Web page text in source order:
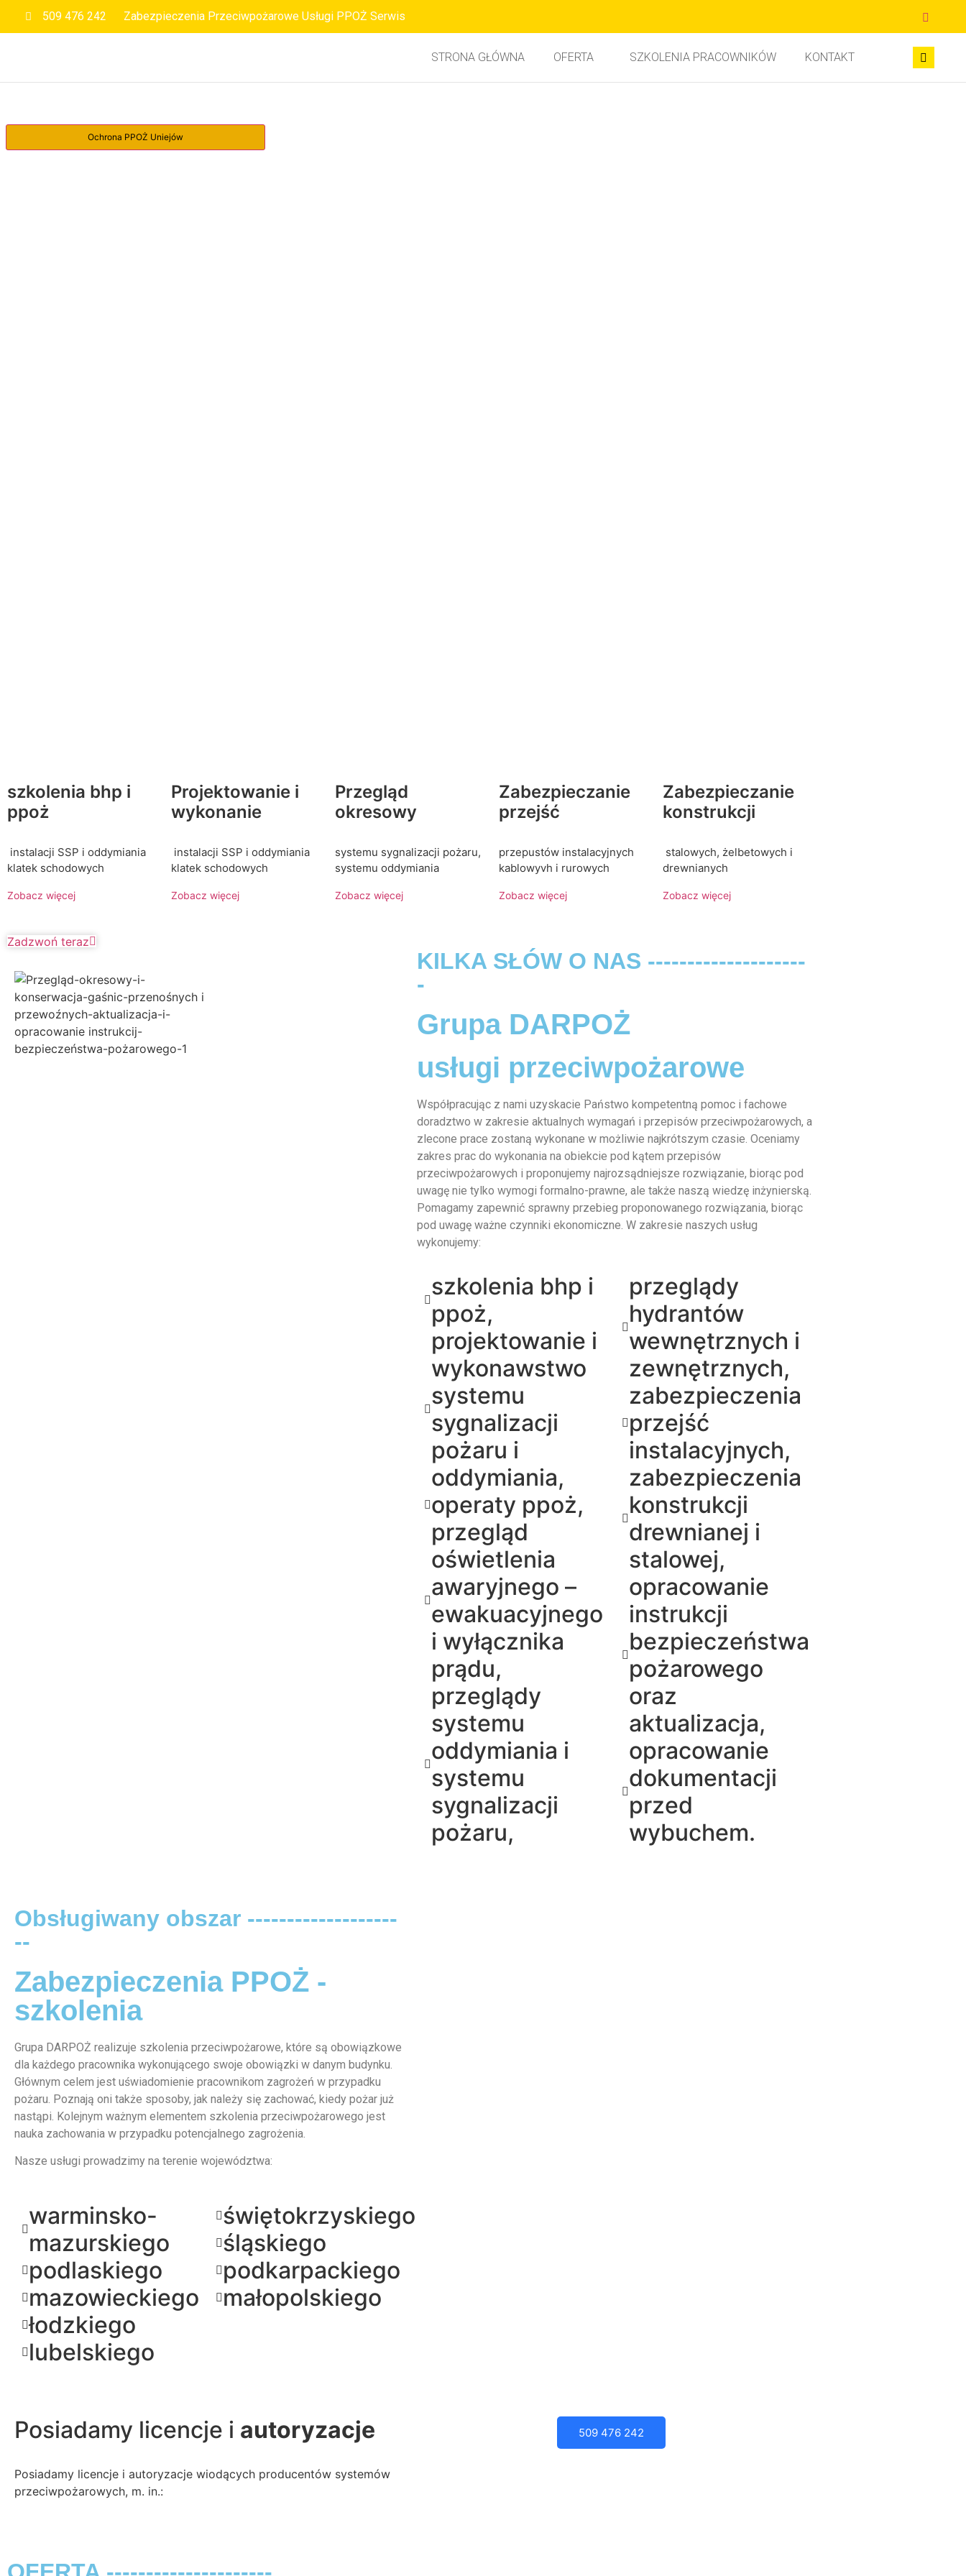
509 476 242 Zabezpieczenia Przeciwpożarowe Usługi PPOŻ Serwis
STRONA GŁÓWNA OFERTA SZKOLENIA PRACOWNIKÓW KONTAKT
szkolenia bhp i
ppoż
instalacji SSP i oddymiania
klatek schodowych
Zobacz więcej
Projektowanie i
wykonanie
instalacji SSP i oddymiania
klatek schodowych
Zobacz więcej
Przegląd
okresowy
systemu sygnalizacji pożaru,
systemu oddymiania
Zobacz więcej
Zabezpieczanie
przejść
przepustów instalacyjnych
kablowyvh i rurowych
Zobacz więcej
Zabezpieczanie
konstrukcji
stalowych, żelbetowych i
drewnianych
Zobacz więcej
Zadzwoń teraz
KILKA SŁÓW O NAS --------------------
-
Grupa DARPOŻ
usługi przeciwpożarowe
Współpracując z nami uzyskacie Państwo kompetentną pomoc i fachowe
doradztwo w zakresie aktualnych wymagań i przepisów przeciwpożarowych, a
zlecone prace zostaną wykonane w możliwie najkrótszym czasie. Oceniamy
zakres prac do wykonania na obiekcie pod kątem przepisów
przeciwpożarowych i proponujemy najrozsądniejsze rozwiązanie, biorąc pod
uwagę nie tylko wymogi formalno-prawne, ale także naszą wiedzę inżynierską.
Pomagamy zapewnić sprawny przebieg proponowanego rozwiązania, biorąc
pod uwagę ważne czynniki ekonomiczne. W zakresie naszych usług
wykonujemy:
szkolenia bhp i
ppoż,
projektowanie i
wykonawstwo
systemu
sygnalizacji
pożaru i
oddymiania,
operaty ppoż,
przegląd
oświetlenia
awaryjnego –
ewakuacyjnego
i wyłącznika
prądu,
przeglądy
systemu
oddymiania i
systemu
sygnalizacji
pożaru,
przeglądy
hydrantów
wewnętrznych i
zewnętrznych,
zabezpieczenia
przejść
instalacyjnych,
zabezpieczenia
konstrukcji
drewnianej i
stalowej,
opracowanie
instrukcji
bezpieczeństwa
pożarowego
oraz
aktualizacja,
opracowanie
dokumentacji
przed
wybuchem.
Obsługiwany obszar -------------------
--
Zabezpieczenia PPOŻ -
szkolenia
Grupa DARPOŻ realizuje szkolenia przeciwpożarowe, które są obowiązkowe
dla każdego pracownika wykonującego swoje obowiązki w danym budynku.
Głównym celem jest uświadomienie pracownikom zagrożeń w przypadku
pożaru. Poznają oni także sposoby, jak należy się zachować, kiedy pożar już
nastąpi. Kolejnym ważnym elementem szkolenia przeciwpożarowego jest
nauka zachowania w przypadku potencjalnego zagrożenia.
Nasze usługi prowadzimy na terenie województwa:
warminsko-
mazurskiego
podlaskiego
mazowieckiego
łodzkiego
lubelskiego
świętokrzyskiego
śląskiego
podkarpackiego
małopolskiego
Posiadamy licencje i autoryzacje
Posiadamy licencje i autoryzacje wiodących producentów systemów
przeciwpożarowych, m. in.:
509 476 242